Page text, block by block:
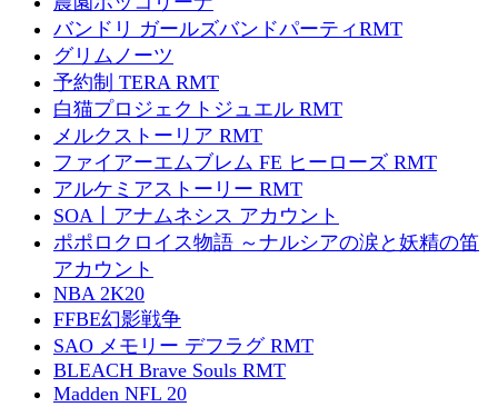
バンドリ ガールズバンドパーティRMT
グリムノーツ
予約制 TERA RMT
白猫プロジェクトジュエル RMT
メルクストーリア RMT
ファイアーエムブレム FE ヒーローズ RMT
アルケミアストーリー RMT
SOA丨アナムネシス アカウント
ポポロクロイス物語 ～ナルシアの涙と妖精の笛
アカウント
NBA 2K20
FFBE幻影戦争
SAO メモリー デフラグ RMT
BLEACH Brave Souls RMT
Madden NFL 20